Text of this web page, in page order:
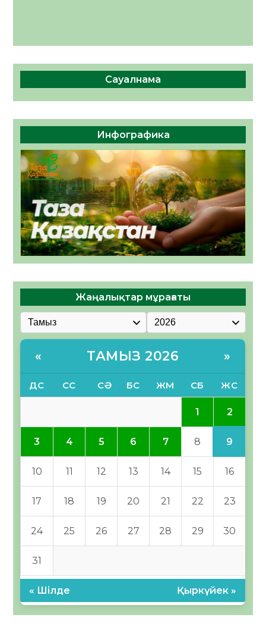
Сауалнама
Инфографика
Жаңалықтар мұрағаты
« ТАМЫЗ 2026 »
ДС СС СӘ БС ЖМ СБ ЖС
1 2
3 4 5 6 7 8 9
10 11 12 13 14 15 16
17 18 19 20 21 22 23
24 25 26 27 28 29 30
31
« Шілде Қыркүйек »